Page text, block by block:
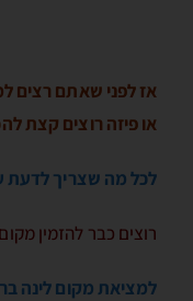
אז לפני שאתם רצים
או פיזה רוצים קצת
לכל מה שצריך לדעת
רוצים כבר להזמין
למציאת מקום לינה